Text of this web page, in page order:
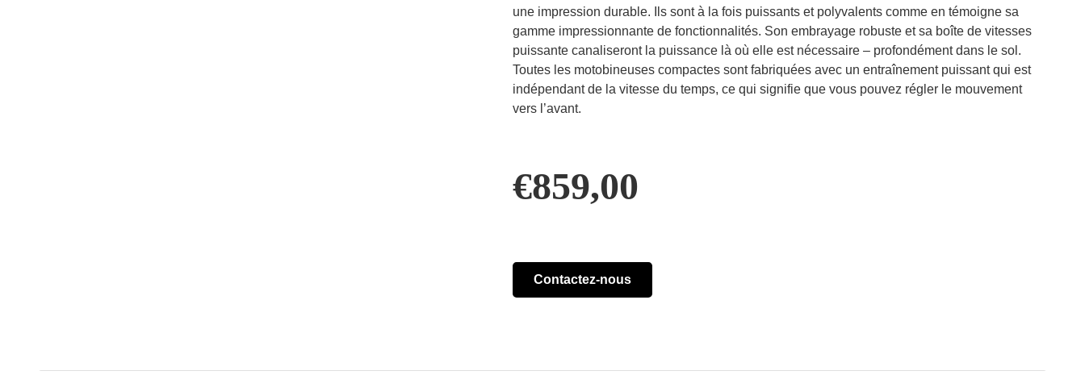
une impression durable. Ils sont à la fois puissants et polyvalents comme en témoigne sa
gamme impressionnante de fonctionnalités. Son embrayage robuste et sa boîte de vitesses
puissante canaliseront la puissance là où elle est nécessaire – profondément dans le sol.
Toutes les motobineuses compactes sont fabriquées avec un entraînement puissant qui est
indépendant de la vitesse du temps, ce qui signifie que vous pouvez régler le mouvement
vers l’avant.
€859,00
Contactez-nous